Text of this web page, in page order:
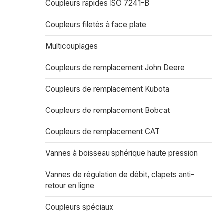
Coupleurs rapides ISO 7241-B
Coupleurs filetés à face plate
Multicouplages
Coupleurs de remplacement John Deere
Coupleurs de remplacement Kubota
Coupleurs de remplacement Bobcat
Coupleurs de remplacement CAT
Vannes à boisseau sphérique haute pression
Vannes de régulation de débit, clapets anti-
retour en ligne
Coupleurs spéciaux